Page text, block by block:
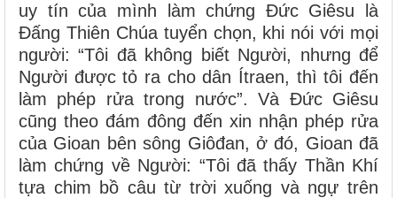
uy tín của mình làm chứng Đức Giêsu là
Đấng Thiên Chúa tuyển chọn, khi nói với mọi
người: “Tôi đã không biết Người, nhưng để
Người được tỏ ra cho dân Ítraen, thì tôi đến
làm phép rửa trong nước”. Và Đức Giêsu
cũng theo đám đông đến xin nhận phép rửa
của Gioan bên sông Giôđan, ở đó, Gioan đã
làm chứng về Người: “Tôi đã thấy Thần Khí
tựa chim bồ câu từ trời xuống và ngự trên